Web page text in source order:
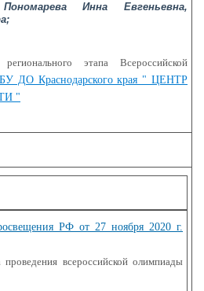
Инна Евгеньевна,
этапа Всероссийской
ДО Краснодарского края " ЦЕНТР
"
РФ от 27 ноября 2020 г.
всероссийской олимпиады